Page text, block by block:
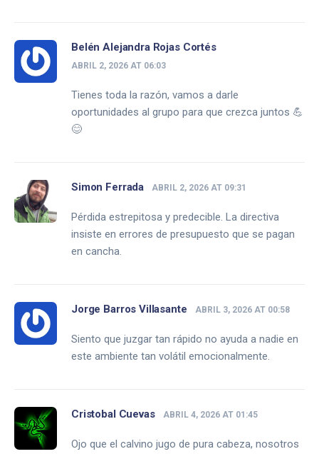
Belén Alejandra Rojas Cortés
ABRIL 2, 2026 AT 06:03
Tienes toda la razón, vamos a darle
oportunidades al grupo para que crezca juntos 💪
😊
Simon Ferrada ABRIL 2, 2026 AT 09:31
Pérdida estrepitosa y predecible. La directiva
insiste en errores de presupuesto que se pagan
en cancha.
Jorge Barros Villasante ABRIL 3, 2026 AT 00:58
Siento que juzgar tan rápido no ayuda a nadie en
este ambiente tan volátil emocionalmente.
Cristobal Cuevas ABRIL 4, 2026 AT 01:45
Ojo que el calvino jugo de pura cabeza, nosotros